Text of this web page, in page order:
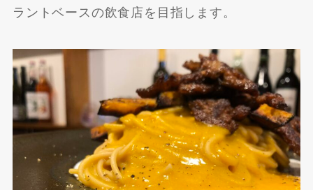
ラントベースの飲食店を目指します。